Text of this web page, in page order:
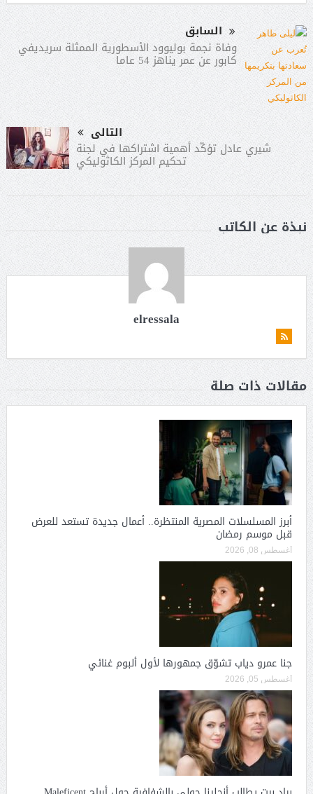
السابق
وفاة نجمة بوليوود الأسطورية الممثلة سريديفي
كابور عن عمر يناهز 54 عاما
التالى
شيري عادل تؤكّد أهمية اشتراكها في لجنة
تحكيم المركز الكاثوليكي
نبذة عن الكاتب
elressala
مقالات ذات صلة
أبرز المسلسلات المصرية المنتظرة.. أعمال جديدة تستعد للعرض
قبل موسم رمضان
أغسطس 08, 2026
جنا عمرو دياب تشوّق جمهورها لأول ألبوم غنائي
أغسطس 05, 2026